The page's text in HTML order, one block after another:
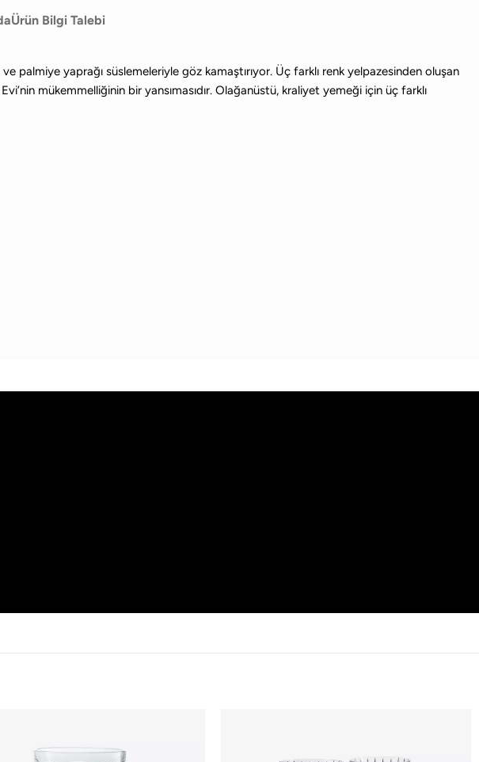
Ürün Bilgi Talebi
palmiye yaprağı süslemeleriyle göz kamaştırıyor. Üç farklı renk yelpazesinden oluşan
mükemmelliğinin bir yansımasıdır. Olağanüstü, kraliyet yemeği için üç farklı